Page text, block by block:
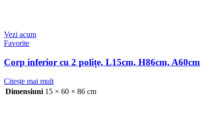
Vezi acum
Favorite
Corp inferior cu 2 polițe, L15cm, H86cm, A60cm
Citește mai mult
Dimensiuni 15 × 60 × 86 cm